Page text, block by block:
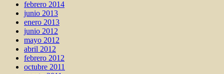
febrero 2014
junio 2013
enero 2013
junio 2012
mayo 2012
abril 2012
febrero 2012
octubre 2011